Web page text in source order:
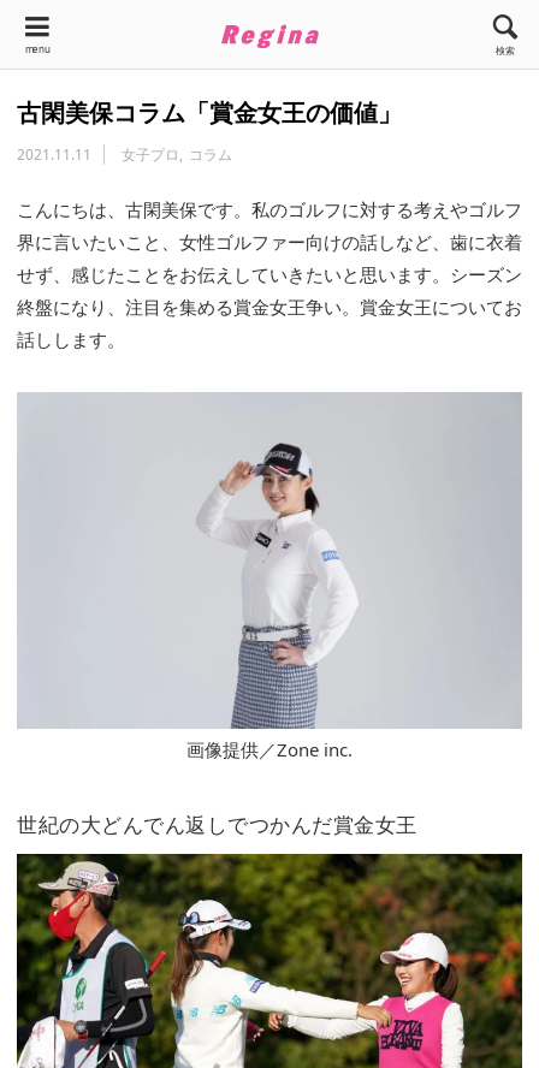
menu 検索
古閑美保コラム「賞金女王の価値」
2021.11.11 女子プロ コラム
こんにちは、古閑美保です。私のゴルフに対する考えやゴルフ
界に言いたいこと、女性ゴルファー向けの話しなど、歯に衣着
せず、感じたことをお伝えしていきたいと思います。シーズン
終盤になり、注目を集める賞金女王争い。賞金女王についてお
話しします。
画像提供／Zone inc.
世紀の大どんでん返しでつかんだ賞金女王